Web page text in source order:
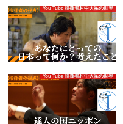
You Tube 指揮者村中大祐の世界
You Tube 指揮者村中大祐の世界